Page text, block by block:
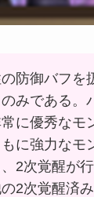
防御バフを
みである。
に優秀なモ
に強力なモ
2次覚醒が
2次覚醒済